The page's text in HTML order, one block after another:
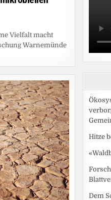
Vielfalt macht
Warnemünde
Hitze
Dem